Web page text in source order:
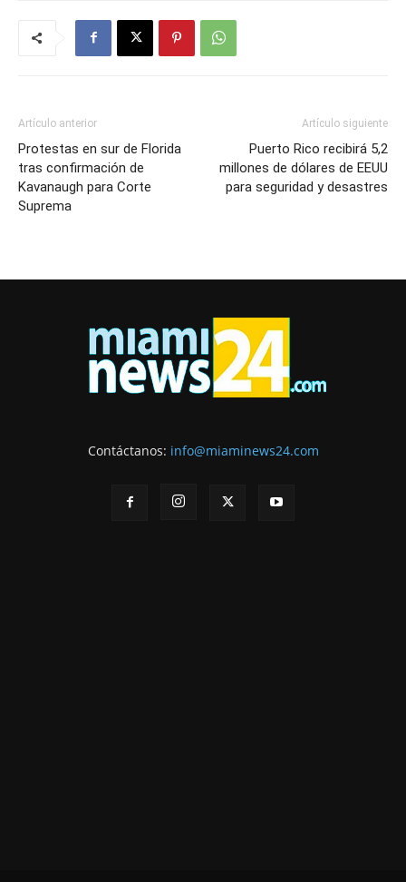
Artículo anterior
Protestas en sur de Florida
tras confirmación de
Kavanaugh para Corte
Suprema
Artículo siguiente
Puerto Rico recibirá 5,2
millones de dólares de EEUU
para seguridad y desastres
Contáctanos: info@miaminews24.com